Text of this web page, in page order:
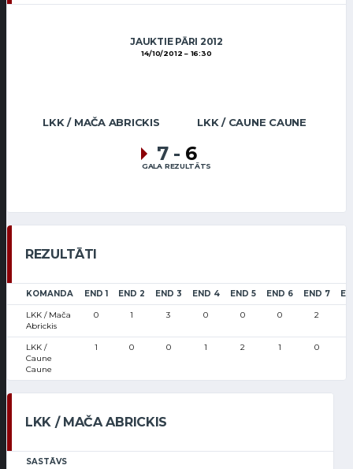
JAUKTIE PĀRI 2012
14/10/2012 16:30
LKK / MAČA ABRICKIS LKK / CAUNE CAUNE
7 - 6
GALA REZULTĀTS
REZULTĀTI
KOMANDA END 1 END 2 END 3 END 4 END 5 END 6 END 7
LKK / Mača
Abrickis
0 1 3 0 0 0 2
LKK /
Caune
Caune
1 0 0 1 2 1 0
LKK / MAČA ABRICKIS
SASTĀVS